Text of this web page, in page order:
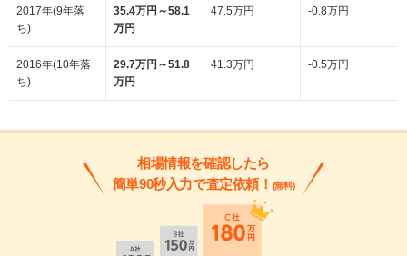
2017年(9年落
ち)
35.4万円～58.1
万円
47.5万円 -0.8万円
2016年(10年落
ち)
29.7万円～51.8
万円
41.3万円 -0.5万円
相場情報を確認したら
簡単90秒入力で査定依頼！ (無料)